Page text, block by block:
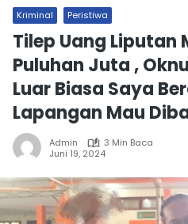
Kriminal Peristiwa
Tilep Uang Liputan
Puluhan Juta ,
Luar Biasa Saya
Lapangan Mau
Admin
3 Min Baca
Juni 19, 2024